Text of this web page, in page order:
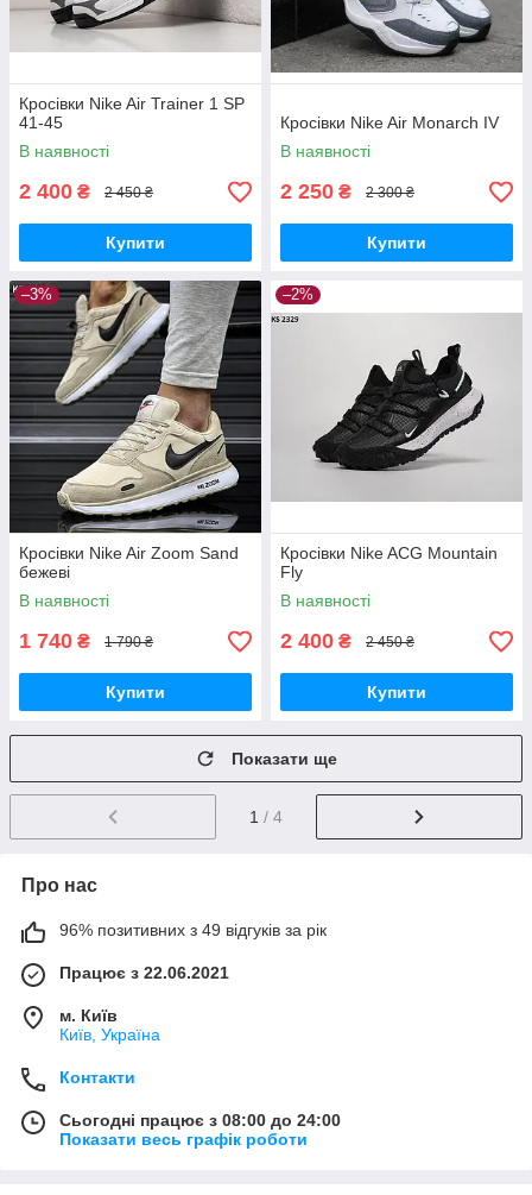
Кросівки Nike Air Trainer 1 SP
41-45
В наявності
2 400 ₴ 2 450 ₴
Купити
Кросівки Nike Air Monarch IV
В наявності
2 250 ₴ 2 300 ₴
Купити
–3%
Кросівки Nike Air Zoom Sand
бежеві
В наявності
1 740 ₴ 1 790 ₴
Купити
–2%
Кросівки Nike ACG Mountain
Fly
В наявності
2 400 ₴ 2 450 ₴
Купити
Показати ще
1 / 4
Про нас
96% позитивних з 49 відгуків за рік
Працює з 22.06.2021
м. Київ
Київ, Україна
Контакти
Сьогодні працює з 08:00 до 24:00
Показати весь графік роботи